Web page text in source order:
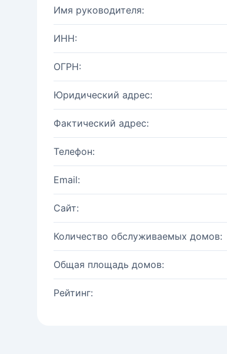
Имя руководителя:
ИНН:
ОГРН:
Юридический адрес:
Фактический адрес:
Телефон:
Email:
Сайт:
Количество обслуживаемых домов:
Общая площадь домов:
Рейтинг: